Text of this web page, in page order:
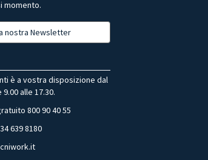
momento.
nostra Newsletter
è a vostra disposizione dal
alle 17.30.
800 90 40 55
639 8180